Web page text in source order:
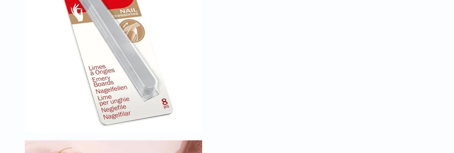
العظام
والمفاصل
المخ
والذاكرة
صحة
القلب
دعم
مرضى
السكري